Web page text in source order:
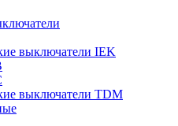
выключатели IEK
выключатели TDM